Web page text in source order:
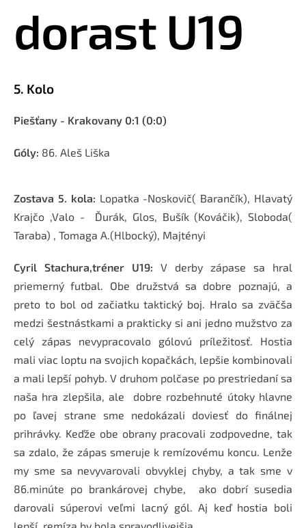
dorast U19
5. Kolo
Piešťany - Krakovany 0:1 (0:0)
Góly: 86. Aleš Liška
Zostava 5. kola: Lopatka -Noskovič( Barančík), Hlavatý
Krajčo ,Valo - Ďurák, Glos, Bušík (Kováčik), Sloboda(
Taraba) , Tomaga A.(Hlbocký), Majtényi
Cyril Stachura,tréner U19: V derby zápase sa hral
priemerný futbal. Obe družstvá sa dobre poznajú, a
preto to bol od začiatku taktický boj. Hralo sa zväčša
medzi šestnástkami a prakticky si ani jedno mužstvo za
celý zápas nevypracovalo gólovú príležitosť. Hostia
mali viac loptu na svojich kopačkách, lepšie kombinovali
a mali lepší pohyb. V druhom polčase po prestriedaní sa
naša hra zlepšila, ale dobre rozbehnuté útoky hlavne
po ľavej strane sme nedokázali doviesť do finálnej
prihrávky. Keďže obe obrany pracovali zodpovedne, tak
sa zdalo, že zápas smeruje k remízovému koncu. Lenže
my sme sa nevyvarovali obvyklej chyby, a tak sme v
86.minúte po brankárovej chybe, ako dobrí susedia
darovali súperovi veľmi lacný gól. Aj keď hostia boli